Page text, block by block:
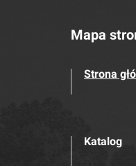
Mapa
Strona
Katalog